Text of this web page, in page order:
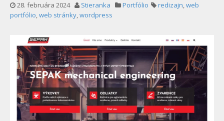
28. februára 2024 Stieranka Portfólio redizajn,web
portfólio,web stránky,wordpress